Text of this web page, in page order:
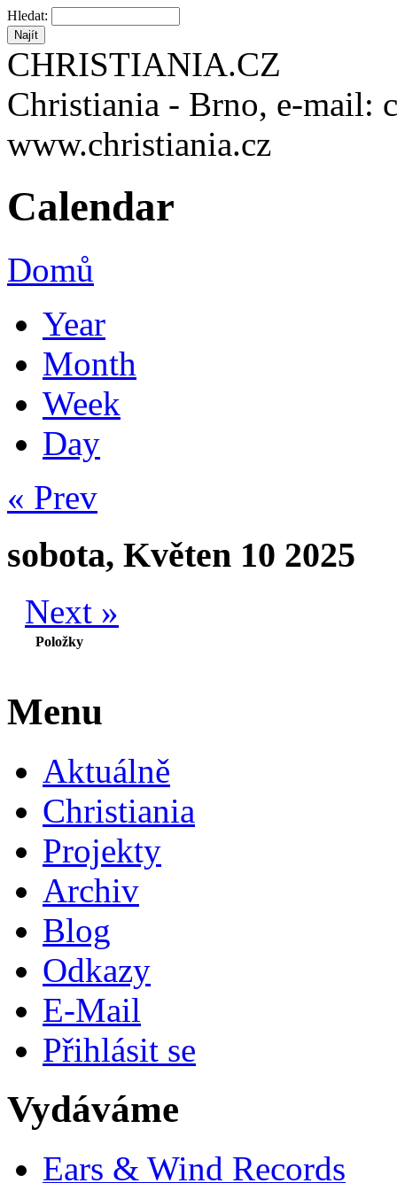
Hledat:
CHRISTIANIA.CZ
Christiania - Brno, e-mail:
www.christiania.cz
Calendar
Domů
Year
Month
Week
Day
« Prev
sobota, Květen 10 2025
Next »
Položky
Menu
Aktuálně
Christiania
Projekty
Archiv
Blog
Odkazy
E-Mail
Přihlásit se
Vydáváme
Ears & Wind Records